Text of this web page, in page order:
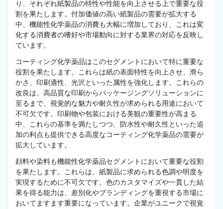
り、それぞれ紙製品の特性や性能を向上させる上で重要な役
割を果たします。付加価値の高い紙製品の需要が拡大する
中、機能性化学薬品の消費も大幅に増加しており、これは変
化する消費者の嗜好や市場動向に対する業界の対応を反映し
ています。
コーティング化学薬品はこのセグメントにおいて特に重要な
役割を果たします。これらは紙の表面特性を向上させ、滑ら
かさ、印刷適性、光沢といった属性を強化します。これらの
改良は、高品質な印刷からパッケージングソリューションに
至るまで、視覚的な魅力や耐久性が求められる用途において
不可欠です。印刷物や包装における美観の重要性が高まる
中、これらの基準を満たしつつ、防水性や耐久性といった追
加の利点も提供できる高度なコーティング化学薬品の需要が
拡大しています。
顔料や染料も機能性化学薬品セグメントにおいて重要な役割
を果たします。これらは、紙製品に求められる色調や明度を
実現するために不可欠です。色のカスタマイズや一貫した結
果を得る能力は、差別化やブランディングを重視する市場に
おいてますます重要になっています。企業がユニークで視覚